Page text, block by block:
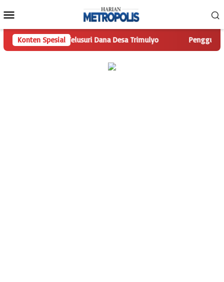
ke
Mobile
Konten SpesialTelusuri Dana Desa Trimulyo Pengguna